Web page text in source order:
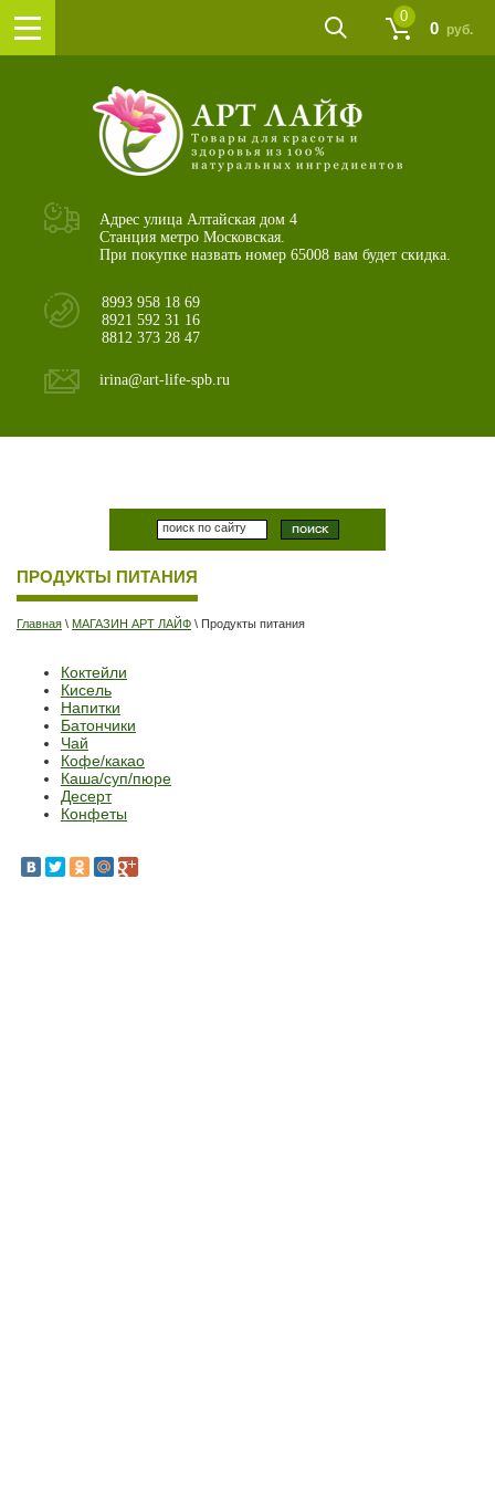
0 руб.
0
Адрес улица Алтайская дом 4
Станция метро Московская.
При покупке назвать номер 65008 вам будет скидка.
8993 958 18 69
8921 592 31 16
8812 373 28 47
irina@art-life-spb.ru
ПРОДУКТЫ ПИТАНИЯ
Главная \ МАГАЗИН АРТ ЛАЙФ \ Продукты питания
Коктейли
Кисель
Напитки
Батончики
Чай
Кофе/какао
Каша/суп/пюре
Десерт
Конфеты